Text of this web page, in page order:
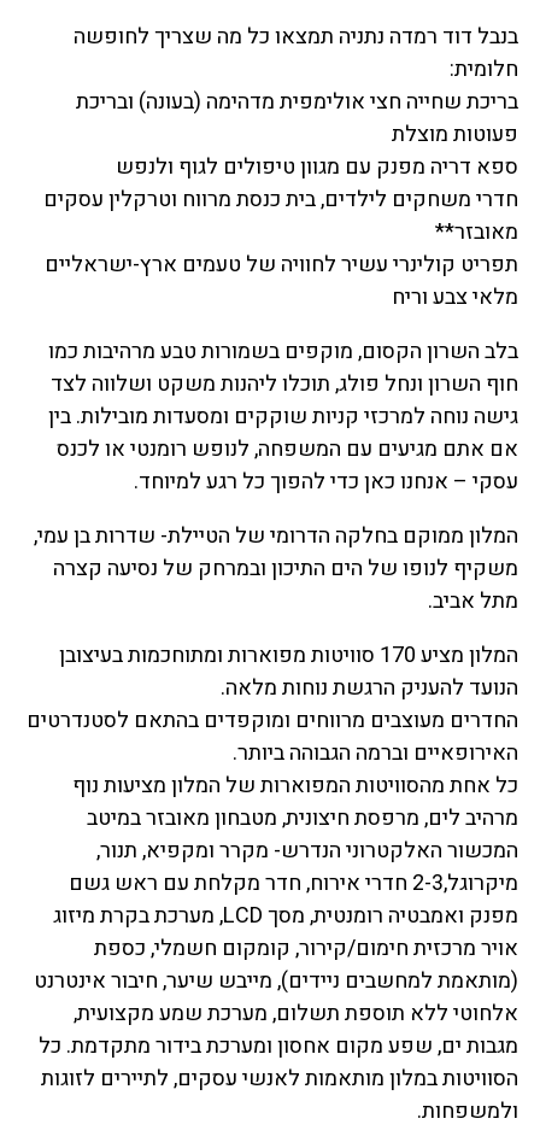
בנבל דוד רמדה נתניה תמצאו כל מה שצריך לחופשה
חלומית:
בריכת שחייה חצי אולימפית מדהימה (בעונה) ובריכת
פעוטות מוצלת
ספא דריה מפנק עם מגוון טיפולים לגוף ולנפש
חדרי משחקים לילדים, בית כנסת מרווח וטרקלין עסקים
מאובזר**
תפריט קולינרי עשיר לחוויה של טעמים ארץ-ישראליים
מלאי צבע וריח
בלב השרון הקסום, מוקפים בשמורות טבע מרהיבות כמו
חוף השרון ונחל פולג, תוכלו ליהנות משקט ושלווה לצד
גישה נוחה למרכזי קניות שוקקים ומסעדות מובילות. בין
אם אתם מגיעים עם המשפחה, לנופש רומנטי או לכנס
עסקי – אנחנו כאן כדי להפוך כל רגע למיוחד.
המלון ממוקם בחלקה הדרומי של הטיילת- שדרות בן עמי,
משקיף לנופו של הים התיכון ובמרחק של נסיעה קצרה
מתל אביב.
המלון מציע 170 סוויטות מפוארות ומתוחכמות בעיצובן
הנועד להעניק הרגשת נוחות מלאה.
החדרים מעוצבים מרווחים ומוקפדים בהתאם לסטנדרטים
האירופאיים וברמה הגבוהה ביותר.
כל אחת מהסוויטות המפוארות של המלון מציעות נוף
מרהיב לים, מרפסת חיצונית, מטבחון מאובזר במיטב
המכשור האלקטרוני הנדרש- מקרר ומקפיא, תנור,
מיקרוגל,2-3 חדרי אירוח, חדר מקלחת עם ראש גשם
מפנק ואמבטיה רומנטית, מסך LCD, מערכת בקרת מיזוג
אויר מרכזית חימום/קירור, קומקום חשמלי, כספת
(מותאמת למחשבים ניידים), מייבש שיער, חיבור אינטרנט
אלחוטי ללא תוספת תשלום, מערכת שמע מקצועית,
מגבות ים, שפע מקום אחסון ומערכת בידור מתקדמת. כל
הסוויטות במלון מותאמות לאנשי עסקים, לתיירים לזוגות
ולמשפחות.